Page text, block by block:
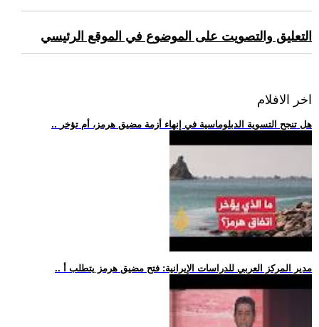
التعليق والتصويت على الموضوع في الموقع الرئيسي
اخر الافلام
.. هل تنجح التسوية الدبلوماسية في إنهاء أزمة مضيق هرمز، أم تؤخر
.. مدير المركز العربي للدراسات الإيرانية: فتح مضيق هرمز يتطلب أ